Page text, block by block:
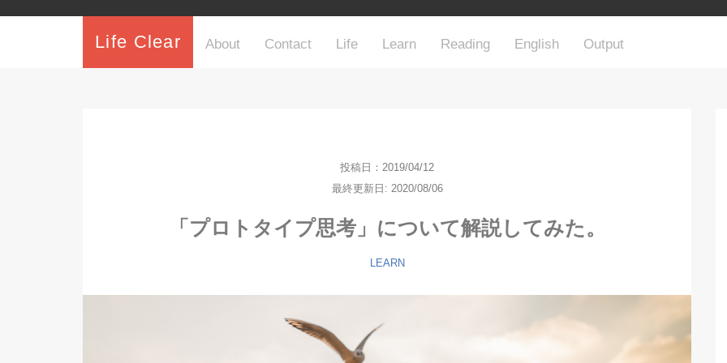
Life Clear About Contact Life Learn Reading English Output
投稿日：2019/04/12
最終更新日: 2020/08/06
「プロトタイプ思考」について解説してみた。
LEARN